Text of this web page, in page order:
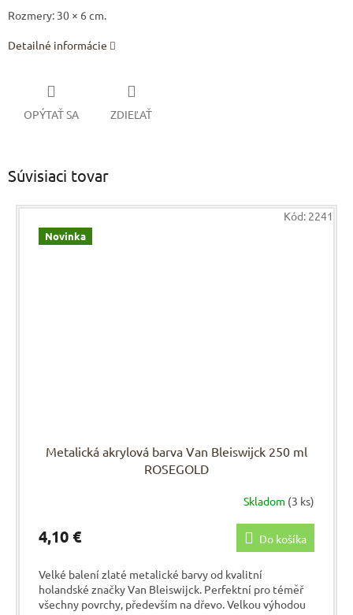
Rozmery: 30 × 6 cm.
Detailné informácie
OPÝTAŤ SA ZDIEĽAŤ
Súvisiaci tovar
Novinka
Metalická akrylová barva Van Bleiswijck 250 ml
ROSEGOLD
Skladom (3 ks)
4,10 € Do košíka
Velké balení zlaté metalické barvy od kvalitní
holandské značky Van Bleiswijck. Perfektní pro téměř
všechny povrchy, především na dřevo. Velkou výhodou
Kód: 2241